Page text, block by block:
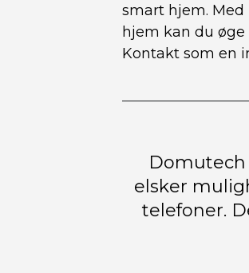
smart hjem.
hjem kan du
Kontakt som en
Domutech
elsker
telefoner.